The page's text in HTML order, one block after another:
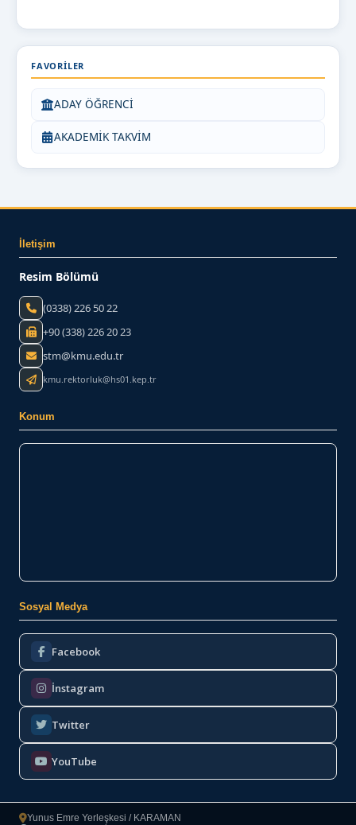
FAVORILER
ADAY ÖĞRENCİ
AKADEMİK TAKVİM
İletişim
Resim Bölümü
(0338) 226 50 22
+90 (338) 226 20 23
stm@kmu.edu.tr
kmu.rektorluk@hs01.kep.tr
Konum
Sosyal Medya
Facebook
İnstagram
Twitter
YouTube
Yunus Emre Yerleşkesi / KARAMAN